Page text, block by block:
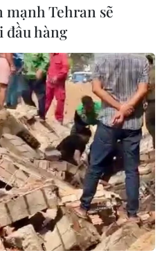
Tehran sẽ
đầu hàng